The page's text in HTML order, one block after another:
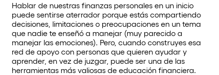
Hablar de nuestras finanzas personales en un inicio
puede sentirse aterrador porque estás compartiendo
decisiones, limitaciones o preocupaciones en un tema
que nadie te enseñó a manejar (muy parecido a
manejar las emociones). Pero, cuando construyes esa
red de apoyo con personas que quieren ayudar y
aprender, en vez de juzgar, puede ser una de las
herramientas más valiosas de educación financiera.